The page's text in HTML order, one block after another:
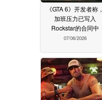
《GTA 6》开发者称，
加班压力已写入
Rockstar的合同中
07/06/2026